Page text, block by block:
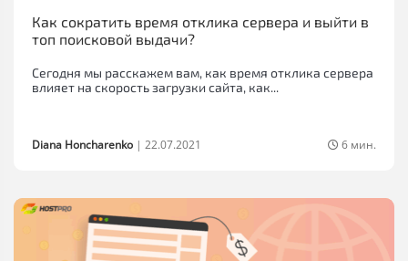
Как сократить время отклика сервера и выйти в
топ поисковой выдачи?
Сегодня мы расскажем вам, как время отклика сервера
влияет на скорость загрузки сайта, как...
Diana Honcharenko | 22.07.2021 6 мин.